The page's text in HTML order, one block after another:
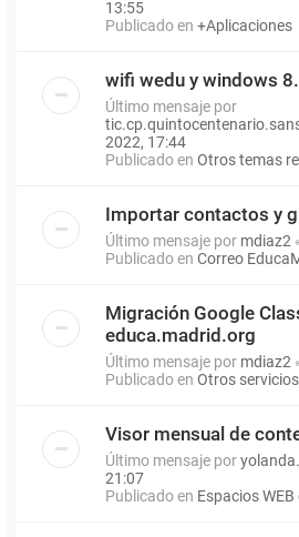
13:55
Publicado en +Aplicaciones
wifi wedu y windows
Último mensaje por
2022, 17:44
Publicado en Otros temas
Importar contactos y
Último mensaje por mdiaz2
Publicado en Correo
Migración Google
educa.madrid.org
Último mensaje por mdiaz2
Publicado en Otros servicios
Visor mensual de
Último mensaje por
21:07
Publicado en Espacios